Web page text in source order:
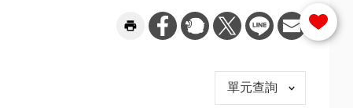
單元查詢